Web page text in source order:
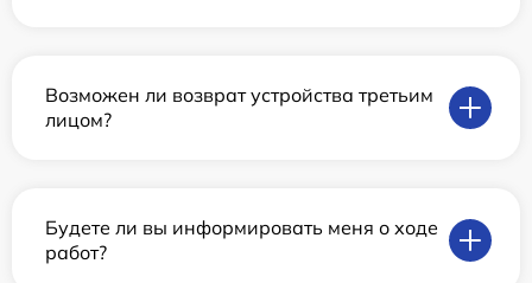
Возможен ли возврат устройства третьим
лицом?
Будете ли вы информировать меня о ходе
работ?